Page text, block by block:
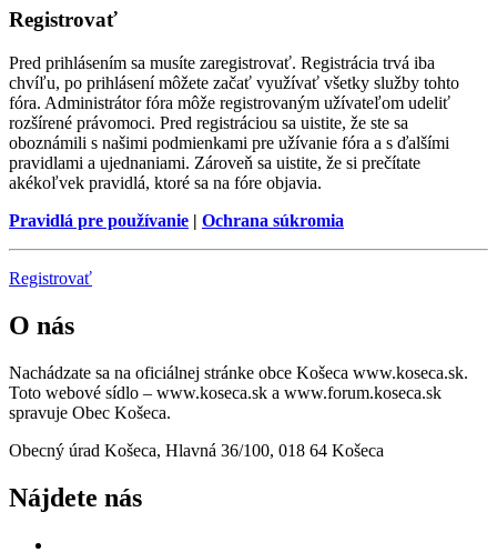
Registrovať
Pred prihlásením sa musíte zaregistrovať. Registrácia trvá iba
chvíľu, po prihlásení môžete začať využívať všetky služby tohto
fóra. Administrátor fóra môže registrovaným užívateľom udeliť
rozšírené právomoci. Pred registráciou sa uistite, že ste sa
oboznámili s našimi podmienkami pre užívanie fóra a s ďalšími
pravidlami a ujednaniami. Zároveň sa uistite, že si prečítate
akékoľvek pravidlá, ktoré sa na fóre objavia.
Pravidlá pre používanie | Ochrana súkromia
Registrovať
O nás
Nachádzate sa na oficiálnej stránke obce Košeca www.koseca.sk.
Toto webové sídlo – www.koseca.sk a www.forum.koseca.sk
spravuje Obec Košeca.
Obecný úrad Košeca, Hlavná 36/100, 018 64 Košeca
Nájdete nás